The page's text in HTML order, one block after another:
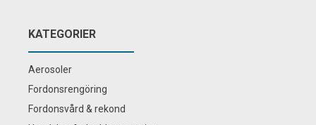
KATEGORIER
Aerosoler
Fordonsrengöring
Fordonsvård & rekond